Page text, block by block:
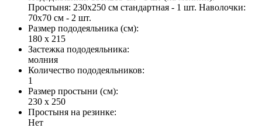
Простыня: 230х250 см стандартная - 1 шт. Наволочки:
70х70 см - 2 шт.
Размер пододеяльника (см):
180 х 215
Застежка пододеяльника:
молния
Количество пододеяльников:
1
Размер простыни (см):
230 х 250
Простыня на резинке:
Нет